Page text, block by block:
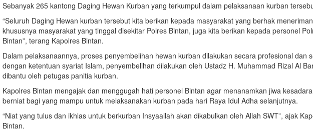
Sebanyak 265 kantong Daging Hewan Kurban yang terkumpul dalam pelaksanaan kurban
“Seluruh Daging Hewan kurban tersebut kita berikan kepada masyarakat yang berhak
khususnya masyarakat yang tinggal disekitar Polres Bintan, juga kita berikan kepada personel
Bintan”, terang Kapolres Bintan.
Dalam pelaksanaannya, proses penyembelihan hewan kurban dilakukan secara profesional dan
dengan ketentuan syariat Islam, penyembelihan dilakukan oleh Ustadz H. Muhammad Rizal Al
dibantu oleh petugas panitia kurban.
Kapolres Bintan mengajak dan menggugah hati personel Bintan agar menanamkan jiwa
berniat bagi yang mampu untuk melaksanakan kurban pada hari Raya Idul Adha selanjutnya.
“Niat yang tulus dan ikhlas untuk berkurban Insyaallah akan dikabulkan oleh Allah SWT”, ajak
Bintan.